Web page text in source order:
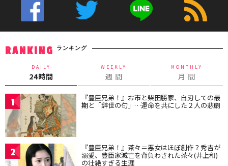
RANKING ランキング
DAILY
24時間
WEEKLY
週 間
MONTHLY
月 間
1 『豊臣兄弟！』お市と柴田勝家、自刃しての最
期と「辞世の句」…運命を共にした２人の悲劇
2 『豊臣兄弟！』茶々＝悪女はほぼ創作？秀吉が
溺愛、豊臣家滅亡を背負わされた茶々(井上和)
の壮絶すぎる生涯